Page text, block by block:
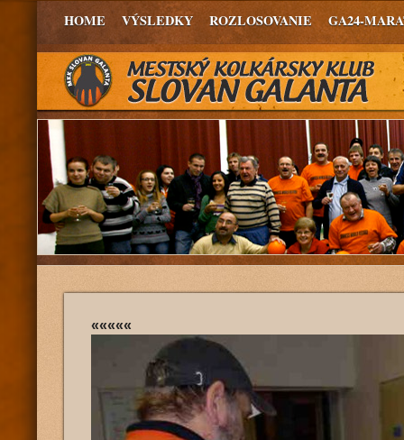
HOME VÝSLEDKY ROZLOSOVANIE GA24-
«««««